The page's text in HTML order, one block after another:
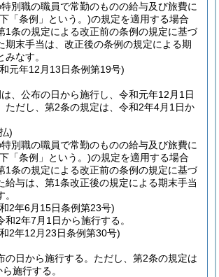
別職の職員で常勤のものの給与及び旅費に
「条例」という。)の規定を適用する場合
1条の規定による改正前の条例の規定に基づ
期末手当は、改正後の条例の規定による期
なす。
元年12月13日条例第19号)
、公布の日から施行し、令和元年12月1日
ただし、第2条の規定は、令和2年4月1日か
)
別職の職員で常勤のものの給与及び旅費に
「条例」という。)の規定を適用する場合
1条の規定による改正前の条例の規定に基づ
給与は、第1条改正後の規定による期末手当
2年6月15日条例第23号)
和2年7月1日から施行する。
2年12月23日条例第30号)
の日から施行する。 ただし、第2条の規定は
施行する。